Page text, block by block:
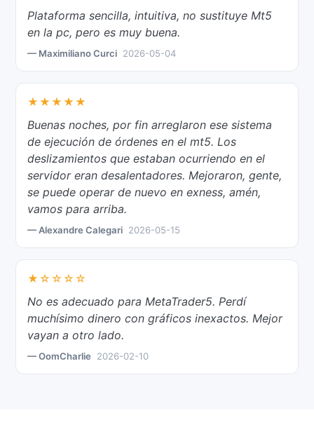
Plataforma sencilla, intuitiva, no sustituye Mt5
en la pc, pero es muy buena.
— Maximiliano Curci 2026-05-04
★★★★★
Buenas noches, por fin arreglaron ese sistema
de ejecución de órdenes en el mt5. Los
deslizamientos que estaban ocurriendo en el
servidor eran desalentadores. Mejoraron, gente,
se puede operar de nuevo en exness, amén,
vamos para arriba.
— Alexandre Calegari 2026-05-15
★☆☆☆☆
No es adecuado para MetaTrader5. Perdí
muchísimo dinero con gráficos inexactos. Mejor
vayan a otro lado.
— OomCharlie 2026-02-10